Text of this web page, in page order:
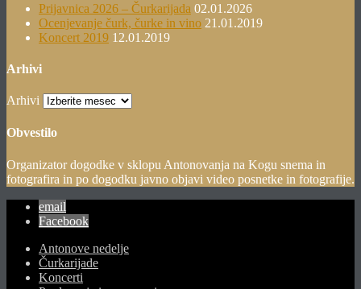
Prijavnica 2026 – Čurkarijada 02.01.2026
Ocenjevanje čurk, čurke in vino 21.01.2019
Koncert 2019 12.01.2019
Arhivi
Arhivi
Obvestilo
Organizator dogodke v sklopu Antonovanja na Kogu snema in
fotografira in po dogodku javno objavi video posnetke in fotografije.
email
Facebook
Antonove nedelje
Čurkarijade
Koncerti